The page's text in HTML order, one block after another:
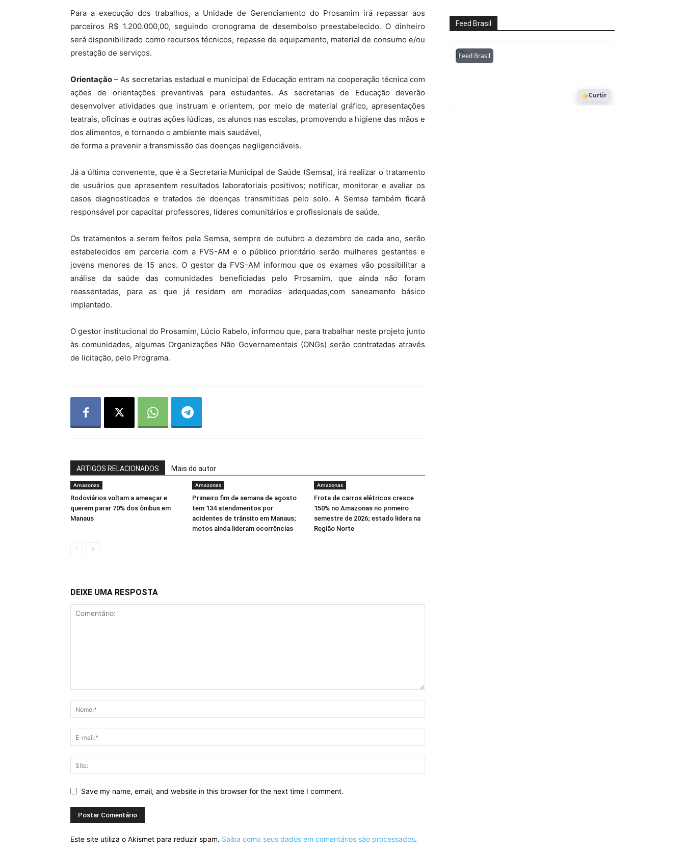
Para a execução dos trabalhos, a Unidade de Gerenciamento do Prosamim irá repassar aos
parceiros R$ 1.200.000,00, seguindo cronograma de desembolso preestabelecido. O dinheiro
será disponibilizado como recursos técnicos, repasse de equipamento, material de consumo e/ou
prestação de serviços.
Orientação – As secretarias estadual e municipal de Educação entram na cooperação técnica com
ações de orientações preventivas para estudantes. As secretarias de Educação deverão
desenvolver atividades que instruam e orientem, por meio de material gráfico, apresentações
teatrais, oficinas e outras ações lúdicas, os alunos nas escolas, promovendo a higiene das mãos e
dos alimentos, e tornando o ambiente mais saudável,
de forma a prevenir a transmissão das doenças negligenciáveis.
Já a última convenente, que é a Secretaria Municipal de Saúde (Semsa), irá realizar o tratamento
de usuários que apresentem resultados laboratoriais positivos; notificar, monitorar e avaliar os
casos diagnosticados e tratados de doenças transmitidas pelo solo. A Semsa também ficará
responsável por capacitar professores, líderes comunitários e profissionais de saúde.
Os tratamentos a serem feitos pela Semsa, sempre de outubro a dezembro de cada ano, serão
estabelecidos em parceria com a FVS-AM e o público prioritário serão mulheres gestantes e
jovens menores de 15 anos. O gestor da FVS-AM informou que os exames vão possibilitar a
análise da saúde das comunidades beneficiadas pelo Prosamim, que ainda não foram
reassentadas, para as que já residem em moradias adequadas,com saneamento básico
implantado.
O gestor institucional do Prosamim, Lúcio Rabelo, informou que, para trabalhar neste projeto junto
às comunidades, algumas Organizações Não Governamentais (ONGs) serão contratadas através
de licitação, pelo Programa.
ARTIGOS RELACIONADOS Mais do autor
Amazonas
Rodoviários voltam a ameaçar e
querem parar 70% dos ônibus em
Manaus
Amazonas
Primeiro fim de semana de agosto
tem 134 atendimentos por
acidentes de trânsito em Manaus;
motos ainda lideram ocorrências
Amazonas
Frota de carros elétricos cresce
150% no Amazonas no primeiro
semestre de 2026; estado lidera na
Região Norte
DEIXE UMA RESPOSTA
Save my name, email, and website in this browser for the next time I comment.
Este site utiliza o Akismet para reduzir spam. Saiba como seus dados em comentários são processados.
Feed Brasil
Feed BrasilAmazonianarede
1053
Curtir